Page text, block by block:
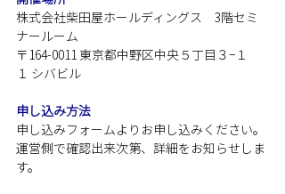
株式会社柴田屋ホールディングス　3階セミ
ナールーム
〒164-0011 東京都中野区中央５丁目３−１
１ シバビル
申し込み方法
申し込みフォームよりお申し込みください。
運営側で確認出来次第、詳細をお知らせしま
す。